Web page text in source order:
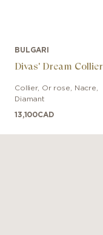
BULGARI
Divas' Dream Collier
Collier, Or rose
Nacre,
Diamant
13,100CAD